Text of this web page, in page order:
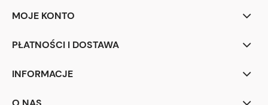
MOJE KONTO
PŁATNOŚCI I DOSTAWA
INFORMACJE